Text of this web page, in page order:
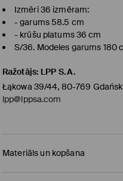
Izmēri 36 izmēram:
- garums 58.5 cm
- krūšu platums 36 cm
S/36. Modeles garums 180
Ražotājs: LPP S.A.
Łąkowa 39/44, 80-769 Gdańsk
lpp@lppsa.com
Materiāls un kopšana